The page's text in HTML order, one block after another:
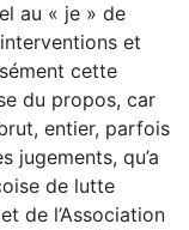
au « je » de
et
cette
du propos, car
entier, parfois
jugements, qu’a
de lutte
de l’Association